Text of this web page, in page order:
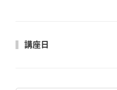
講座日